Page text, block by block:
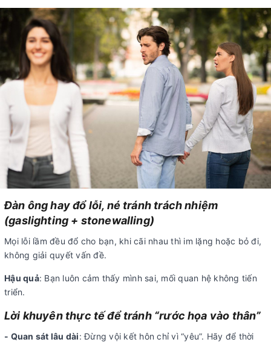
Đàn ông hay đổ lỗi, né tránh trách nhiệm
(gaslighting + stonewalling)
Mọi lỗi lầm đều đổ cho bạn, khi cãi nhau thì im lặng hoặc bỏ đi,
không giải quyết vấn đề.
Hậu quả: Bạn luôn cảm thấy mình sai, mối quan hệ không tiến
triển.
Lời khuyên thực tế để tránh “rước họa vào thân”
- Quan sát lâu dài: Đừng vội kết hôn chỉ vì “yêu”. Hãy để thời